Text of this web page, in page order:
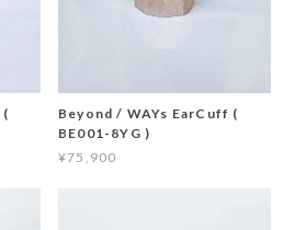
(
Beyond / WAYs EarCuff (
BE001-8YG )
¥75,900